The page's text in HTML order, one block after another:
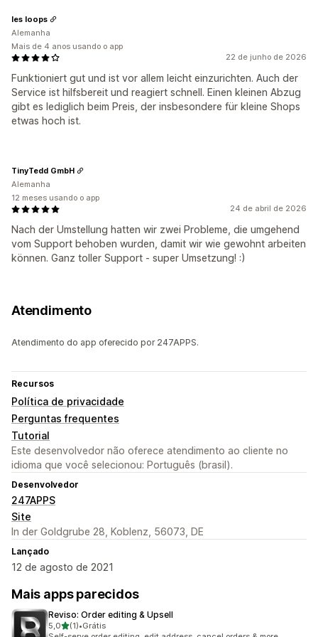
22 de junho de 2026
Funktioniert gut und ist vor allem leicht einzurichten. Auch der
Service ist hilfsbereit und reagiert schnell. Einen kleinen Abzug
gibt es lediglich beim Preis, der insbesondere für kleine Shops
etwas hoch ist.
les loops
Alemanha
Mais de 4 anos usando o app
24 de abril de 2026
Nach der Umstellung hatten wir zwei Probleme, die umgehend
vom Support behoben wurden, damit wir wie gewohnt arbeiten
können. Ganz toller Support - super Umsetzung! :)
TinyTedd GmbH
Alemanha
12 meses usando o app
Atendimento
Atendimento do app oferecido por 247APPS.
Recursos
Política de privacidade
Perguntas frequentes
Tutorial
Este desenvolvedor não oferece atendimento ao cliente no
idioma que você selecionou: Português (brasil).
Desenvolvedor
247APPS
Site
In der Goldgrube 28, Koblenz, 56073, DE
Lançado
12 de agosto de 2021
Mais apps parecidos
Reviso: Order editing & Upsell
5,0de 5 estrelas
(1)
1 avaliações ao todo
•Grátis